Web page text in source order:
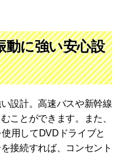
動に強い安心設
設計。高速バスや新幹線
ことができます。また、
用してDVDドライブと
接続すれば、コンセント